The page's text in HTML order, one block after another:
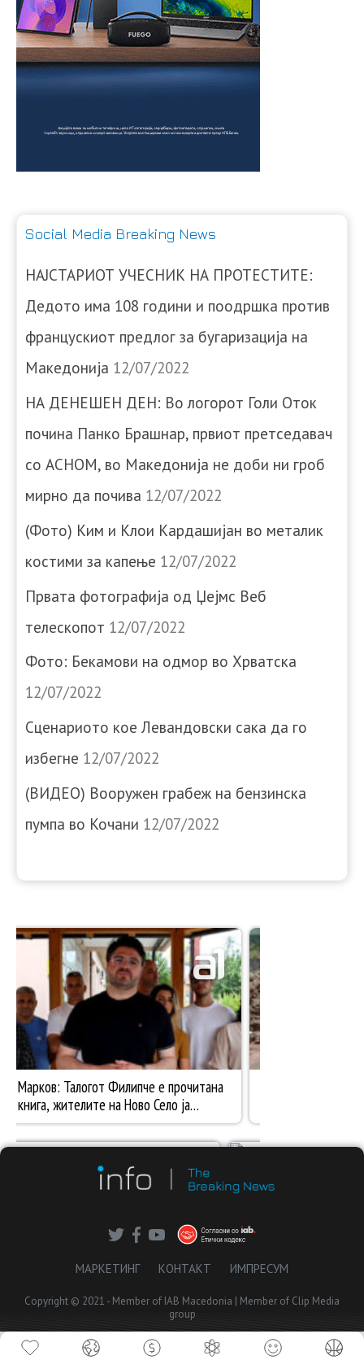
Social Media Breaking News
НАЈСТАРИОТ УЧЕСНИК НА ПРОТЕСТИТЕ:
Дедото има 108 години и поодршка против
францускиот предлог за бугаризација на
Македонија 12/07/2022
НА ДЕНЕШЕН ДЕН: Во логорот Голи Оток
почина Панко Брашнар, првиот претседавач
со АСНОМ, во Македонија не доби ни гроб
мирно да почива 12/07/2022
(Фото) Ким и Клои Кардашијан во металик
костими за капење 12/07/2022
Првата фотографија од Џејмс Веб
телескопот 12/07/2022
Фото: Бекамови на одмор во Хрватска
12/07/2022
Сценариото кое Левандовски сака да го
избегне 12/07/2022
(ВИДЕО) Вооружен грабеж на бензинска
пумпа во Кочани 12/07/2022
МАРКЕТИНГ КОНТАКТ ИМПРЕСУМ
Copyright © 2021 - Member of IAB Macedonia | Member of Clip Media
group